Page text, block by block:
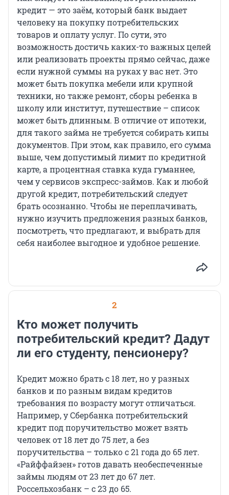
кредит — это заём, который банк выдает
человеку на покупку потребительских
товаров и оплату услуг. По сути, это
возможность достичь каких-то важных целей
или реализовать проекты прямо сейчас, даже
если нужной суммы на руках у вас нет. Это
может быть покупка мебели или крупной
техники, но также ремонт, сборы ребенка в
школу или институт, путешествие – список
может быть длинным. В отличие от ипотеки,
для такого займа не требуется собирать кипы
документов. При этом, как правило, его сумма
выше, чем допустимый лимит по кредитной
карте, а процентная ставка куда гуманнее,
чем у сервисов экспресс-займов. Как и любой
другой кредит, потребительский следует
брать осознанно. Чтобы не переплачивать,
нужно изучить предложения разных банков,
посмотреть, что предлагают, и выбрать для
себя наиболее выгодное и удобное решение.
2
Кто может получить
потребительский кредит? Дадут
ли его студенту, пенсионеру?
Кредит можно брать с 18 лет, но у разных
банков и по разным видам кредитов
требования по возрасту могут отличаться.
Например, у Сбербанка потребительский
кредит под поручительство может взять
человек от 18 лет до 75 лет, а без
поручительства – только с 21 года до 65 лет.
«Райффайзен» готов давать необеспеченные
займы людям от 23 лет до 67 лет.
Россельхозбанк – с 23 до 65.